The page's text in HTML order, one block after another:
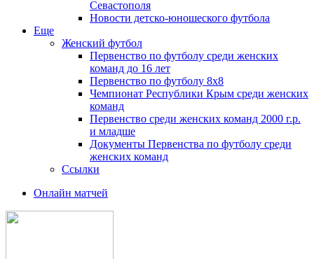
Севастополя
Новости детско-юношеского футбола
Еще
Женский футбол
Первенство по футболу среди женских
команд до 16 лет
Первенство по футболу 8х8
Чемпионат Республики Крым среди женских
команд
Первенство среди женских команд 2000 г.р.
и младше
Документы Первенства по футболу среди
женских команд
Ссылки
Онлайн матчей